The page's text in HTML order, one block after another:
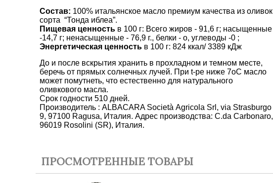
Состав: 100% итальянское масло премиум качества из оливок
сорта “Тонда иблеа”.
Пищевая ценность в 100 г: Всего жиров - 91,6 г; насыщенные
-14,7 г; ненасыщенные - 76,9 г., белки - о, углеводы -0 ;
Энергетическая ценность в 100 г: 824 ккал/ 3389 кДж
До и после вскрытия хранить в прохладном и темном месте,
беречь от прямых солнечных лучей. При t-ре ниже 7оС масло
может помутнеть, что естественно для натурального
оливкового масла.
Срок годности 510 дней.
Производитель : ALBACARA Società Аgricola Srl, via Strasburgo
9, 97100 Ragusa, Италия. Адрес производства: C.da Carbonaro,
96019 Rosolini (SR), Италия.
ПРОСМОТРЕННЫЕ ТОВАРЫ